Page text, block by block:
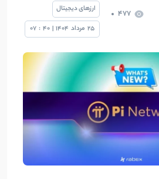
477
ارزهای دیجیتال
25 مرداد 1404
|
40
:
07